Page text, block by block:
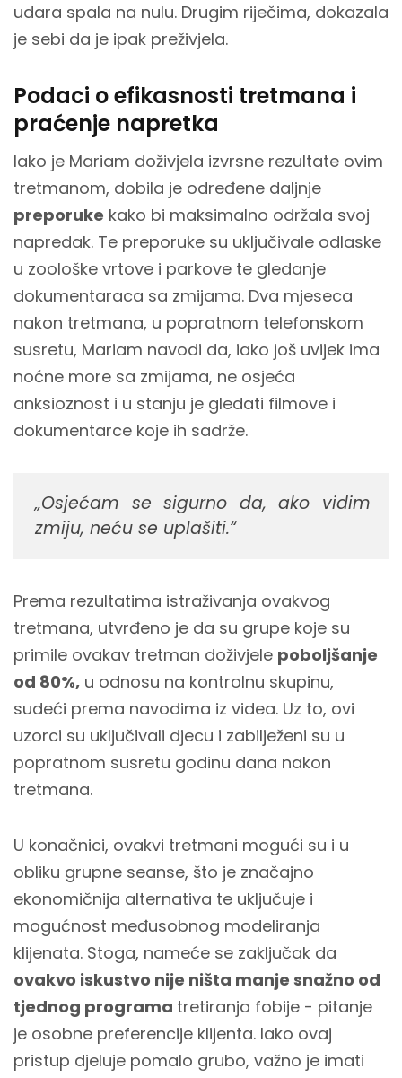
udara spala na nulu. Drugim riječima, dokazala
je sebi da je ipak preživjela.
Podaci o efikasnosti tretmana i
praćenje napretka
Iako je Mariam doživjela izvrsne rezultate ovim
tretmanom, dobila je određene daljnje
preporuke kako bi maksimalno održala svoj
napredak. Te preporuke su uključivale odlaske
u zoološke vrtove i parkove te gledanje
dokumentaraca sa zmijama. Dva mjeseca
nakon tretmana, u popratnom telefonskom
susretu, Mariam navodi da, iako još uvijek ima
noćne more sa zmijama, ne osjeća
anksioznost i u stanju je gledati filmove i
dokumentarce koje ih sadrže.
„Osjećam se sigurno da, ako vidim
zmiju, neću se uplašiti.“
Prema rezultatima istraživanja ovakvog
tretmana, utvrđeno je da su grupe koje su
primile ovakav tretman doživjele poboljšanje
od 80%, u odnosu na kontrolnu skupinu,
sudeći prema navodima iz videa. Uz to, ovi
uzorci su uključivali djecu i zabilježeni su u
popratnom susretu godinu dana nakon
tretmana.
U konačnici, ovakvi tretmani mogući su i u
obliku grupne seanse, što je značajno
ekonomičnija alternativa te uključuje i
mogućnost međusobnog modeliranja
klijenata. Stoga, nameće se zaključak da
ovakvo iskustvo nije ništa manje snažno od
tjednog programa tretiranja fobije - pitanje
je osobne preferencije klijenta. Iako ovaj
pristup djeluje pomalo grubo, važno je imati